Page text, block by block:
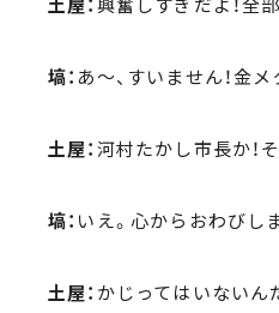
塙： あ～、すいません！金
土屋：河村たかし市長か！
塙： いえ。心からおわびし
土屋： かじってはいないん